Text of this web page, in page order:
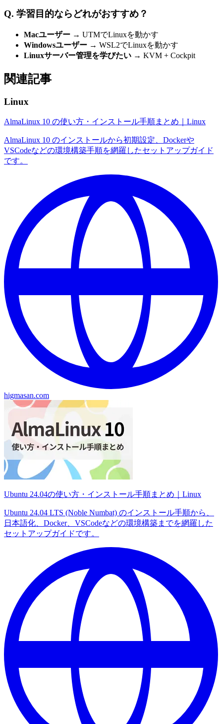
Q. 学習目的ならどれがおすすめ？
Macユーザー → UTMでLinuxを動かす
Windowsユーザー → WSL2でLinuxを動かす
Linuxサーバー管理を学びたい → KVM + Cockpit
関連記事
Linux
AlmaLinux 10 の使い方・インストール手順まとめ｜Linux
AlmaLinux 10 のインストールから初期設定、Dockerや
VSCodeなどの環境構築手順を網羅したセットアップガイド
です。
higmasan.com
Ubuntu 24.04の使い方・インストール手順まとめ｜Linux
Ubuntu 24.04 LTS (Noble Numbat) のインストール手順から、
日本語化、Docker、VSCodeなどの環境構築までを網羅した
セットアップガイドです。